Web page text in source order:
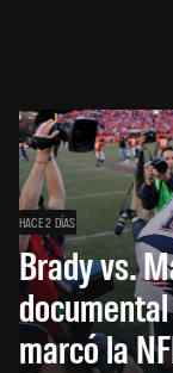
HACE 2 DÍAS
Brady vs.
marcó la